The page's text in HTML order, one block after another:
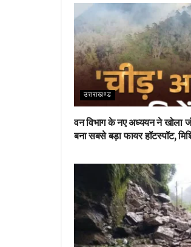
उत्तराखण्ड
वन विभाग के नए अध्ययन ने खोला
बना सबसे बड़ा फायर हॉटस्पॉट,